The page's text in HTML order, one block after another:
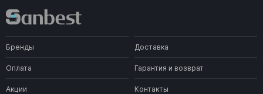
Бренды Доставка
Оплата Гарантия и возврат
Акции Контакты